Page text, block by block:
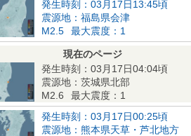
発生時刻：03月17日13:45頃
震源地：福島県会津
M2.5
最大震度：1
現在のページ
発生時刻：03月17日04:04頃
震源地：茨城県北部
M2.6
最大震度：1
発生時刻：03月17日00:25頃
震源地：熊本県天草・芦北地方